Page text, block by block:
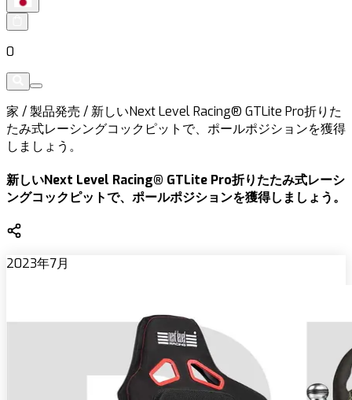
0
家 /製品発売 / 新しいNext Level Racing® GTLite Pro折りた
たみ式レーシングコックピットで、ポールポジションを獲得
しましょう。
新しいNext Level Racing® GTLite Pro折りたたみ式レーシ
ングコックピットで、ポールポジションを獲得しましょう。
2023年7月